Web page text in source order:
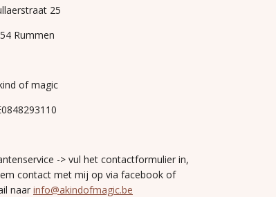
25
Rummen
of magic
-> vul het contactformulier in,
contact met mij op via facebook of
naar info@akindofmagic.be